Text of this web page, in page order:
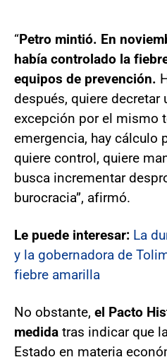
“Petro mintió. En
había controlado la
equipos de prevención.
después, quiere decretar
excepción por el mismo
emergencia, hay cálculo
quiere control, quiere
busca incrementar
burocracia”, afirmó.
Le puede interesar: La
y la gobernadora de
fiebre amarilla
No obstante, el Pacto
medida tras indicar que
Estado en materia